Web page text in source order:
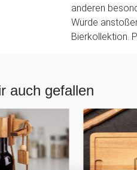
anderen
Würde
Bierkollektion.
auch gefallen